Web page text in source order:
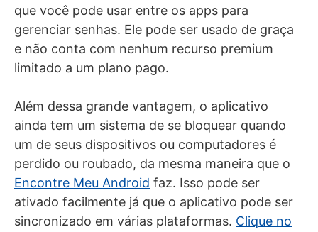
que você pode usar entre os apps para
gerenciar senhas. Ele pode ser usado de graça
e não conta com nenhum recurso premium
limitado a um plano pago.
Além dessa grande vantagem, o aplicativo
ainda tem um sistema de se bloquear quando
um de seus dispositivos ou computadores é
perdido ou roubado, da mesma maneira que o
Encontre Meu Android faz. Isso pode ser
ativado facilmente já que o aplicativo pode ser
sincronizado em várias plataformas. Clique no